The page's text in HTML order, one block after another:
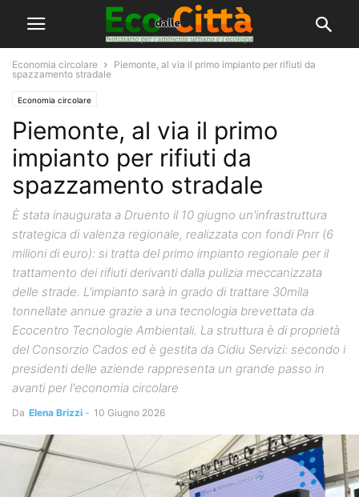
Economia circolare
Piemonte, al via il primo impianto per rifiuti da
spazzamento stradale
Economia circolare
Piemonte, al via il primo
impianto per rifiuti da
spazzamento stradale
È stata inaugurata a Druento il 10 giugno un'infrastruttura
strategica di valenza regionale, realizzata con fondi Pnrr (6
milioni di euro): si tratta del primo impianto regionale per il
trattamento dei rifiuti derivanti dalla pulizia meccanizzata
delle strade. L'impianto sarà in grado di trattare 30mila
tonnellate annue grazie a una tecnologia brevettata da
Ecocentro Tecnologie Ambientali. La struttura è di proprietà
del Consorzio Cados ed è gestita da Cidiu Servizi: secondo i
presidenti delle aziende rappresenta un grande passo in
avanti per l'economia circolare
Da Elena Brizzi - 10 Giugno 2026